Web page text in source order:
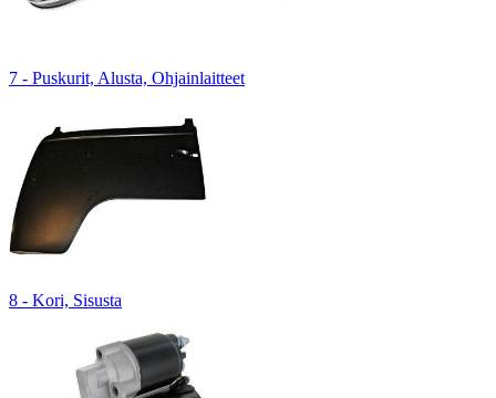
7 - Puskurit, Alusta, Ohjainlaitteet
8 - Kori, Sisusta